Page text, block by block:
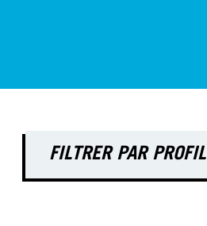
FILTRER PAR PROFIL